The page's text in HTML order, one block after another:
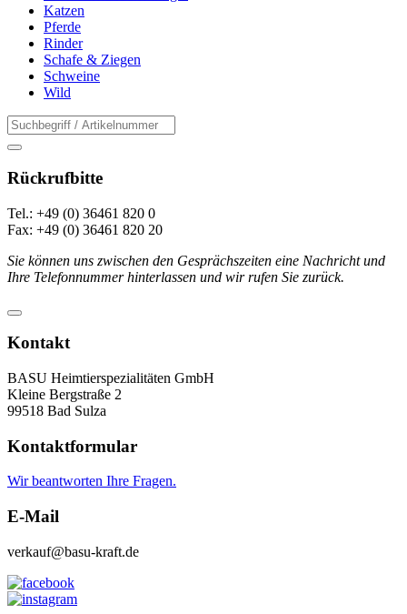
Katzen
Pferde
Rinder
Schafe & Ziegen
Schweine
Wild
Rückrufbitte
Tel.: +49 (0) 36461 820 0
Fax: +49 (0) 36461 820 20
Sie können uns zwischen den Gesprächszeiten eine Nachricht und
Ihre Telefonnummer hinterlassen und wir rufen Sie zurück.
Kontakt
BASU Heimtierspezialitäten GmbH
Kleine Bergstraße 2
99518 Bad Sulza
Kontaktformular
Wir beantworten Ihre Fragen.
E-Mail
verkauf@basu-kraft.de